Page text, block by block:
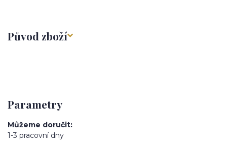
Původ zboží
Parametry
Můžeme doručit
1-3 pracovní dny